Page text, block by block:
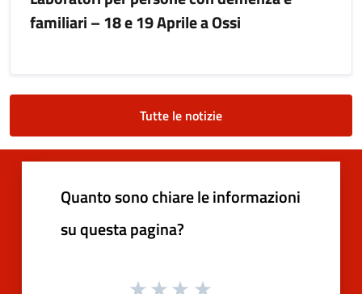
familiari – 18 e 19 Aprile a Ossi
Tutte le notizie
Quanto sono chiare le informazioni
su questa pagina?